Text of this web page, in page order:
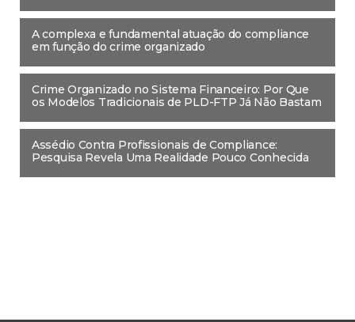
A complexa e fundamental atuação do compliance
em função do crime organizado
Crime Organizado no Sistema Financeiro: Por Que
os Modelos Tradicionais de PLD-FTP Já Não Bastam
Assédio Contra Profissionais de Compliance:
Pesquisa Revela Uma Realidade Pouco Conhecida